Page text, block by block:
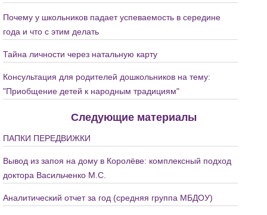
Почему у школьников падает успеваемость в середине
года и что с этим делать
Тайна личности через натальную карту
Консультация для родителей дошкольников на тему:
"Приобщение детей к народным традициям"
Следующие материалы
ПАПКИ ПЕРЕДВИЖКИ
Вывод из запоя на дому в Королёве: комплексный подход
доктора Васильченко М.С.
Аналитический отчет за год (средняя группа МБДОУ)